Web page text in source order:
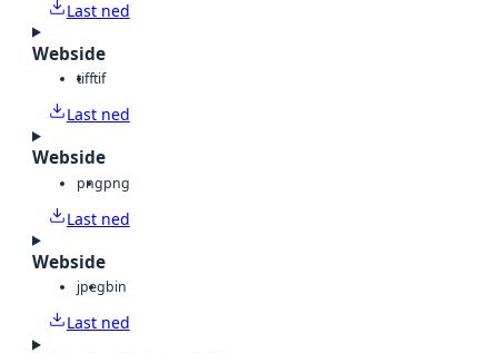
Last ned
Webside
tifftif
Last ned
Webside
pngpng
Last ned
Webside
jpegbin
Last ned